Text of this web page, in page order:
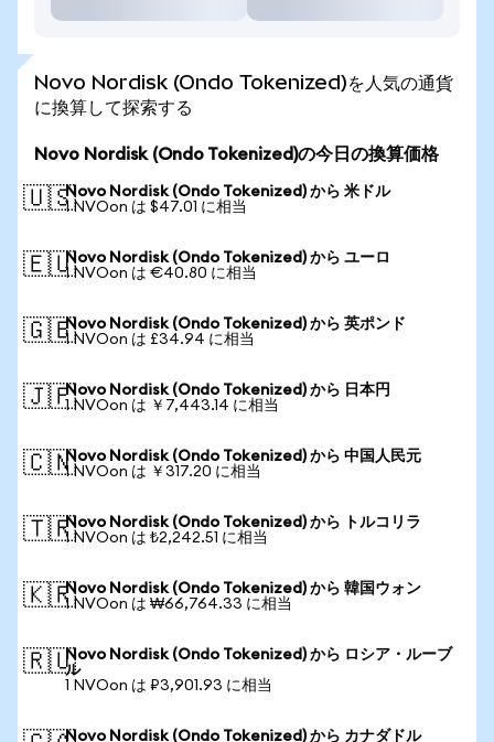
Novo Nordisk (Ondo Tokenized)を人気の通貨
に換算して探索する
Novo Nordisk (Ondo Tokenized)の今日の換算価格
🇺🇸Novo Nordisk (Ondo Tokenized) から 米ドル
1 NVOon は $47.01 に相当
🇪🇺Novo Nordisk (Ondo Tokenized) から ユーロ
1 NVOon は €40.80 に相当
🇬🇧Novo Nordisk (Ondo Tokenized) から 英ポンド
1 NVOon は £34.94 に相当
🇯🇵Novo Nordisk (Ondo Tokenized) から 日本円
1 NVOon は ￥7,443.14 に相当
🇨🇳Novo Nordisk (Ondo Tokenized) から 中国人民元
1 NVOon は ￥317.20 に相当
🇹🇷Novo Nordisk (Ondo Tokenized) から トルコリラ
1 NVOon は ₺2,242.51 に相当
🇰🇷Novo Nordisk (Ondo Tokenized) から 韓国ウォン
1 NVOon は ₩66,764.33 に相当
🇷🇺Novo Nordisk (Ondo Tokenized) から ロシア・ルーブ
ル
1 NVOon は ₽3,901.93 に相当
Novo Nordisk (Ondo Tokenized) から カナダドル